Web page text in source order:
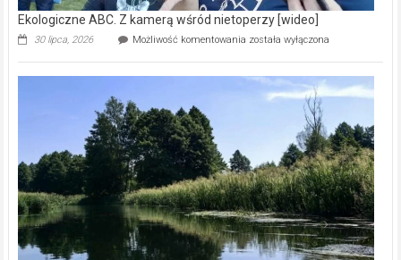
Ekologiczne ABC. Z kamerą wśród nietoperzy [wideo]
30 lipca, 2026 Możliwość komentowania Ekologiczne
kamerą
wśród
została wyłączona